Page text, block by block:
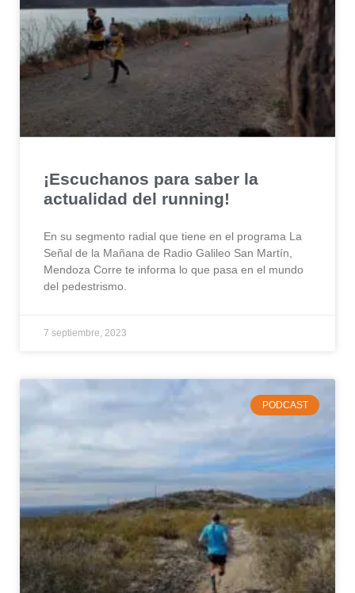
¡Escuchanos para saber la
actualidad del running!
En su segmento radial que tiene en el programa La
Señal de la Mañana de Radio Galileo San Martín,
Mendoza Corre te informa lo que pasa en el mundo
del pedestrismo.
7 septiembre, 2023
PODCAST